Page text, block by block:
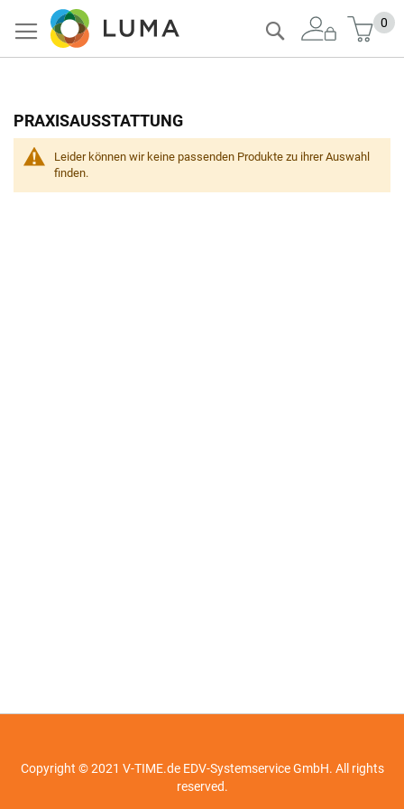
Zum
Inhalt
springen
0
Suche
Leider können wir keine passenden Produkte zu ihrer Auswahl
finden.
PRAXISAUSSTATTUNG
Copyright © 2021 V-TIME.de EDV-Systemservice GmbH. All rights
reserved.